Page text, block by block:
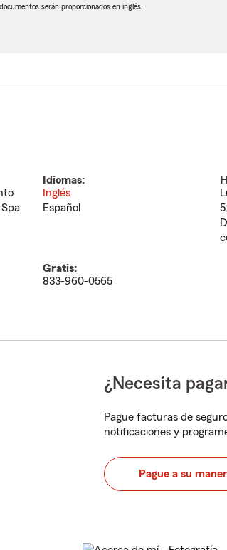
de
de
serán proporcionados en inglés.
Idiomas:
Inglés
Español
Gratis:
833-960-0565
¿Necesita
Pague facturas de
notificaciones y
Pague a su